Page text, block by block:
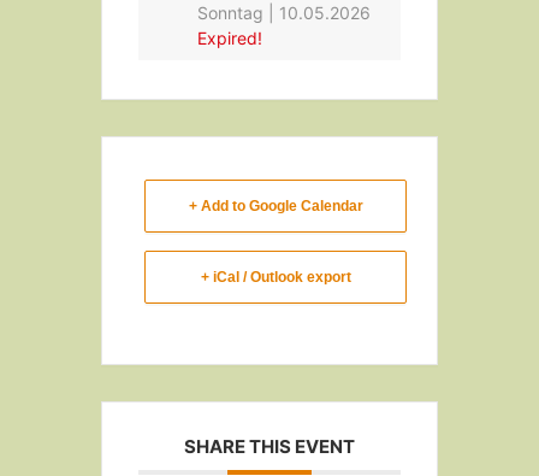
Sonntag | 10.05.2026
Expired!
+ Add to Google Calendar
+ iCal / Outlook export
SHARE THIS EVENT